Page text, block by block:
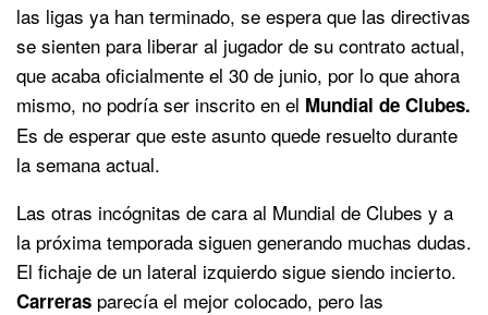
las ligas ya han terminado, se espera que las directivas
se sienten para liberar al jugador de su contrato actual,
que acaba oficialmente el 30 de junio, por lo que ahora
mismo, no podría ser inscrito en el Mundial de Clubes.
Es de esperar que este asunto quede resuelto durante
la semana actual.
Las otras incógnitas de cara al Mundial de Clubes y a
la próxima temporada siguen generando muchas dudas.
El fichaje de un lateral izquierdo sigue siendo incierto.
Carreras parecía el mejor colocado, pero las